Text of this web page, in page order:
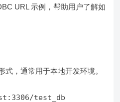
URL 示例，帮助用户了解如
式，通常用于本地开发环境。